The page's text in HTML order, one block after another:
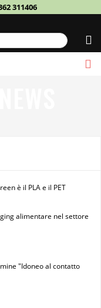
311406
è il PLA e il PET
alimentare nel settore
"Idoneo al contatto